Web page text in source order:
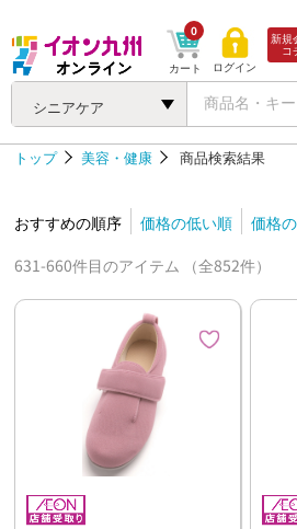
シニアケア
カート
0
ログイン
新規
コ
トップ 美容・健康 商品検索結果
おすすめの順序 価格の低い順
価格
631-660件目のアイテム （全852件）